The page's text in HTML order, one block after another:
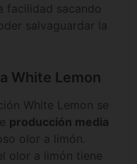
facilidad sacando
salvaguardar la
White Lemon
White Lemon se
producción media
olor a limón.
olor a limón tiene